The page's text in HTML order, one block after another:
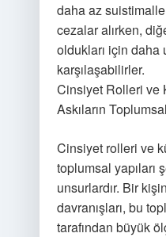
daha az
cezalar alırken,
oldukları için
karşılaşabilirler.
Cinsiyet Rolleri ve
Askıların
Cinsiyet rolleri ve
toplumsal yapıları
unsurlardır. Bir
davranışları, bu
tarafından büyük